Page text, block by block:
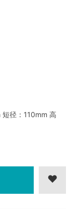
径：110mm 高